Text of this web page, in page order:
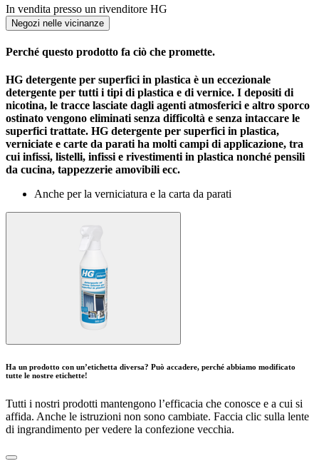
In vendita presso un rivenditore HG
Negozi nelle vicinanze
Perché questo prodotto fa ciò che promette.
HG detergente per superfici in plastica è un eccezionale
detergente per tutti i tipi di plastica e di vernice. I depositi di
nicotina, le tracce lasciate dagli agenti atmosferici e altro sporco
ostinato vengono eliminati senza difficoltà e senza intaccare le
superfici trattate. HG detergente per superfici in plastica,
verniciate e carte da parati ha molti campi di applicazione, tra
cui infissi, listelli, infissi e rivestimenti in plastica nonché pensili
da cucina, tappezzerie amovibili ecc.
Anche per la verniciatura e la carta da parati
Ha un prodotto con un’etichetta diversa? Può accadere, perché abbiamo modificato
tutte le nostre etichette!
Tutti i nostri prodotti mantengono l’efficacia che conosce e a cui si
affida. Anche le istruzioni non sono cambiate. Faccia clic sulla lente
di ingrandimento per vedere la confezione vecchia.